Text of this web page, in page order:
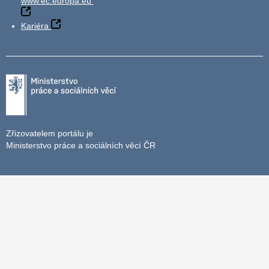
Kariéra
Zřizovatelem portálu je
Ministerstvo práce a sociálních věcí ČR